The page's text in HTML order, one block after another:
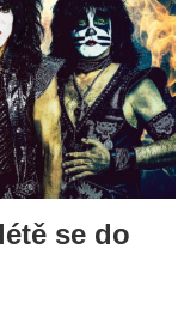
se do